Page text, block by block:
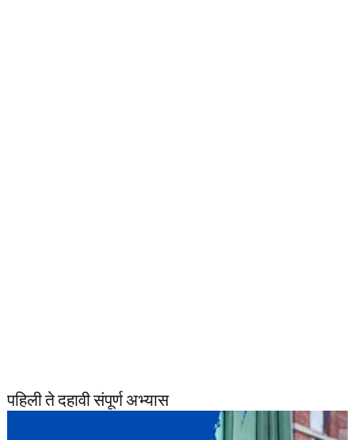
पहिली ते दहावी संपूर्ण अभ्यास